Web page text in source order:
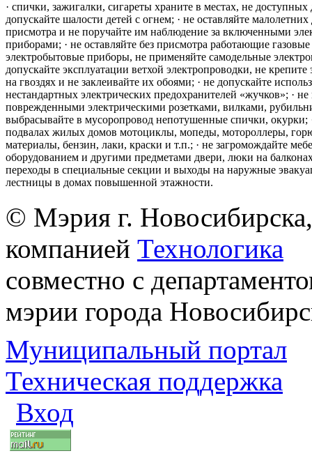
· спички, зажигалки, сигареты храните в местах, не доступных
допускайте шалости детей с огнем; · не оставляйте малолетних
присмотра и не поручайте им наблюдение за включенными
приборами; · не оставляйте без присмотра работающие
электробытовые приборы, не применяйте самодельные
допускайте эксплуатации ветхой электропроводки, не крепите
на гвоздях и не заклеивайте их обоями; · не допускайте
нестандартных электрических предохранителей «жучков»; · не
поврежденными электрическими розетками, вилками,
выбрасывайте в мусоропровод непотушенные спички, окурки;
подвалах жилых домов мотоциклы, мопеды, мотороллеры,
материалы, бензин, лаки, краски и т.п.; · не загромождайте
оборудованием и другими предметами двери, люки на
переходы в специальные секции и выходы на наружные
лестницы в домах повышенной этажности.
© Мэрия г.
компанией Технологика
совместно с
мэрии города
Муниципальный портал
Техническая поддержка
Вход